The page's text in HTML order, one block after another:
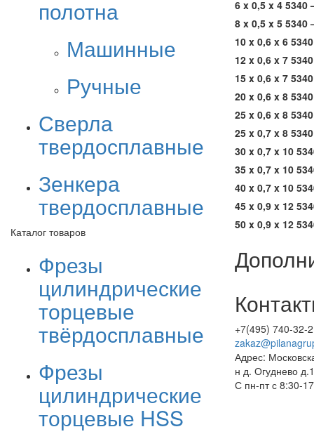
полотна
Машинные
Ручные
Сверла
твердосплавные
Зенкера
твердосплавные
Каталог товаров
Фрезы
цилиндрические
торцевые
твёрдосплавные
Фрезы
цилиндрические
торцевые HSS
6 x 0,5 x 4 5340
8 x 0,5 x 5 5340
10 x 0,6 x 6
12 x 0,6 x 7
15 x 0,6 x 7
20 x 0,6 x 8
25 x 0,6 x 8
25 x 0,7 x 8
30 x 0,7 x 10
35 x 0,7 x 10
40 x 0,7 x 10
45 x 0,9 x 12
50 x 0,9 x 12
+7(495) 740-32-
Адрес:
н д. Огуднево
С пн-пт с 8:30-